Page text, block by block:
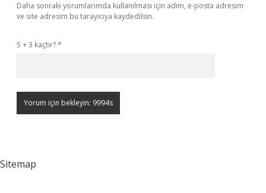
Daha sonraki yorumlarımda kullanılması için adım, e-posta adresim
ve site adresim bu tarayıcıya kaydedilsin.
5 + 3 kaçtır?*
Sitemap